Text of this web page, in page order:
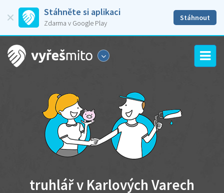
Stáhněte si aplikaci
Zdarma v Google Play
Stáhnout
truhlář v Karlových Varech